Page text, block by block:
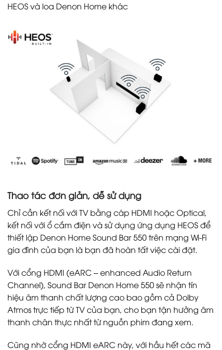
HEOS và loa Denon Home khác
Thao tác đơn giản, dễ sử dụng
Chỉ cần kết nối với TV bằng cáp HDMI hoặc Optical,
kết nối với ổ cắm điện và sử dụng ứng dụng HEOS để
thiết lập Denon Home Sound Bar 550 trên mạng Wi-Fi
gia đình của bạn là bạn đã hoàn tất việc cài đặt.
Với cổng HDMI (eARC – enhanced Audio Return
Channel), Sound Bar Denon Home 550 sẽ nhận tín
hiệu âm thanh chất lượng cao bao gồm cả Dolby
Atmos trực tiếp từ TV của bạn, cho bạn tận hưởng âm
thanh chân thực nhất từ nguồn phim đang xem.
Cũng nhờ cổng HDMI eARC này, với hầu hết các mã